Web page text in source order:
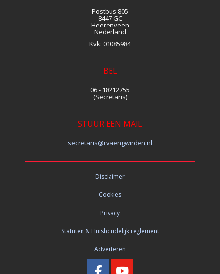
Postbus 805
8447 GC
Heerenveen
Nederland
Kvk: 01085984
BEL
06 - 18212755
(Secretaris)
STUUR EEN MAIL
siraterces@rvaengwirden.nl
Disclaimer
Cookies
Privacy
Statuten & Huishoudelijk reglement
Adverteren